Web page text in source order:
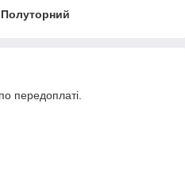
Полуторний
передоплаті.